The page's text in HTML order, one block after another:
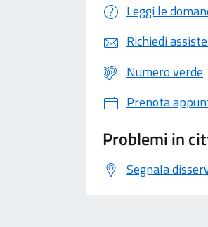
Leggi le
Richiedi
Numero verde
Prenota
Problemi in
Segnala